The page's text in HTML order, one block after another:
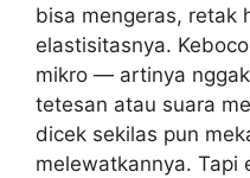
bisa mengeras, retak
elastisitasnya.
mikro — artinya
tetesan atau suara
dicek sekilas pun
melewatkannya. Tapi